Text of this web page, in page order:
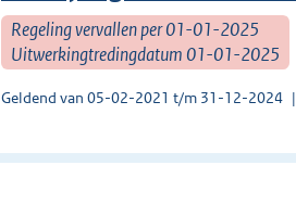
Regeling vervallen per 01-01-2025
Uitwerkingtredingdatum 01-01-2025
Geldend van 05-02-2021 t/m 31-12-2024